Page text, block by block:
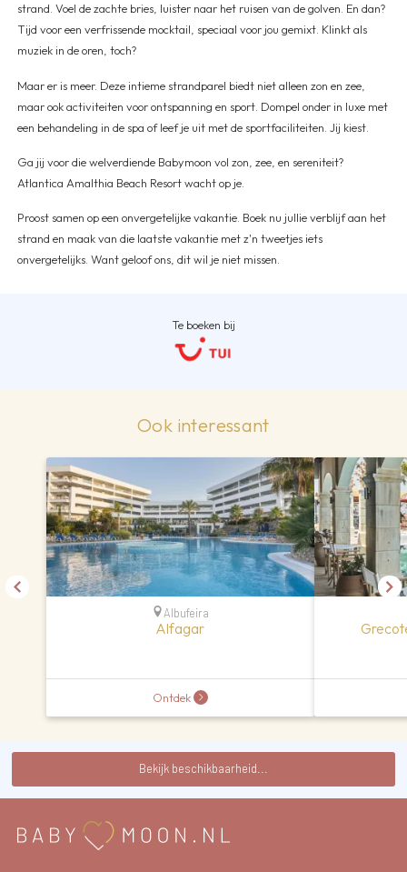
strand. Voel de zachte bries, luister naar het ruisen van de golven. En dan?
Tijd voor een verfrissende mocktail, speciaal voor jou gemixt. Klinkt als
muziek in de oren, toch?
Maar er is meer. Deze intieme strandparel biedt niet alleen zon en zee,
maar ook activiteiten voor ontspanning en sport. Dompel onder in luxe met
een behandeling in de spa of leef je uit met de sportfaciliteiten. Jij kiest.
Ga jij voor die welverdiende Babymoon vol zon, zee, en sereniteit?
Atlantica Amalthia Beach Resort wacht op je.
Proost samen op een onvergetelijke vakantie. Boek nu jullie verblijf aan het
strand en maak van die laatste vakantie met z'n tweetjes iets
onvergetelijks. Want geloof ons, dit wil je niet missen.
Te boeken bij
Ook interessant
Albufeira
Alfagar
Ontdek
Bekijk beschikbaarheid...